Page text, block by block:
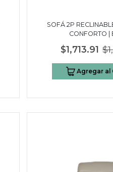
SOFÁ 2P
CONFORTO |
$1,713.91
Agregar al